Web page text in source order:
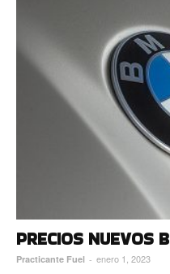
PRECIOS NUEVOS
Practicante Fuel - enero 1, 2023